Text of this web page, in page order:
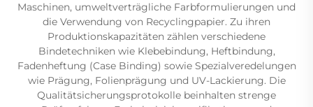
Maschinen, umweltverträgliche Farbformulierungen und
die Verwendung von Recyclingpapier. Zu ihren
Produktionskapazitäten zählen verschiedene
Bindetechniken wie Klebebindung, Heftbindung,
Fadenheftung (Case Binding) sowie Spezialveredelungen
wie Prägung, Folienprägung und UV-Lackierung. Die
Qualitätsicherungsprotokolle beinhalten strenge